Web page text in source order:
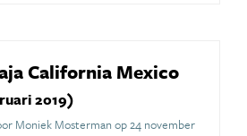
California Mexico
2019)
Moniek Mosterman op 24 november